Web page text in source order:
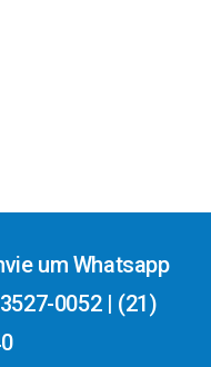
um Whatsapp
0052 | (21)